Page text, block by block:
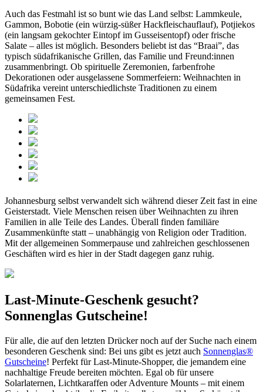
Auch das Festmahl ist so bunt wie das Land selbst: Lammkeule,
Gammon, Bobotie (ein würzig-süßer Hackfleischauflauf), Potjiekos
(ein langsam gekochter Eintopf im Gusseisentopf) oder frische
Salate – alles ist möglich. Besonders beliebt ist das “Braai”, das
typisch südafrikanische Grillen, das Familie und Freund:innen
zusammenbringt. Ob spirituelle Zeremonien, farbenfrohe
Dekorationen oder ausgelassene Sommerfeiern: Weihnachten in
Südafrika vereint unterschiedlichste Traditionen zu einem
gemeinsamen Fest.
Johannesburg selbst verwandelt sich während dieser Zeit fast in eine
Geisterstadt. Viele Menschen reisen über Weihnachten zu ihren
Familien in alle Teile des Landes. Überall finden familiäre
Zusammenkünfte statt – unabhängig von Religion oder Tradition.
Mit der allgemeinen Sommerpause und zahlreichen geschlossenen
Geschäften wird es hier in der Stadt dagegen ganz ruhig.
Last-Minute-Geschenk gesucht?
Sonnenglas Gutscheine!
Für alle, die auf den letzten Drücker noch auf der Suche nach einem
besonderen Geschenk sind: Bei uns gibt es jetzt auch Sonnenglas®
Gutscheine! Perfekt für Last-Minute-Shopper, die jemandem eine
nachhaltige Freude bereiten möchten. Egal ob für unsere
Solarlaternen, Lichtkaraffen oder Adventure Mounts – mit einem